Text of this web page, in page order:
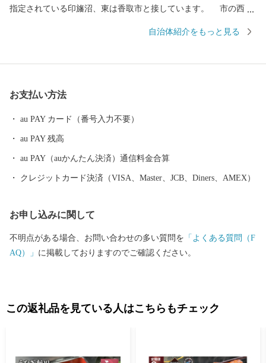
指定されている印旛沼、東は香取市と接しています。 市の西側
に広大な水田地帯や肥沃な北総台地の畑地帯が広がっています。
新勝寺の門前町として栄え、毎年多くの参詣客でにぎわいます。
納税をしていただいた方にこころばかりではありますが、成田市
ゆかりのお礼の品をお送りいたします。 本市の持つ多彩な魅力を
改めて感じていただけたら幸いです。
自治体紹介をもっと見る
お支払い方法
au PAY カード（番号入力不要）
au PAY 残高
au PAY（auかんたん決済）通信料金合算
クレジットカード決済（VISA、Master、JCB、Diners、AMEX）
お申し込みに関して
不明点がある場合、お問い合わせの多い質問を 「よくある質問（F
AQ）」 に掲載しておりますのでご確認ください。
この返礼品を見ている人はこちらもチェック